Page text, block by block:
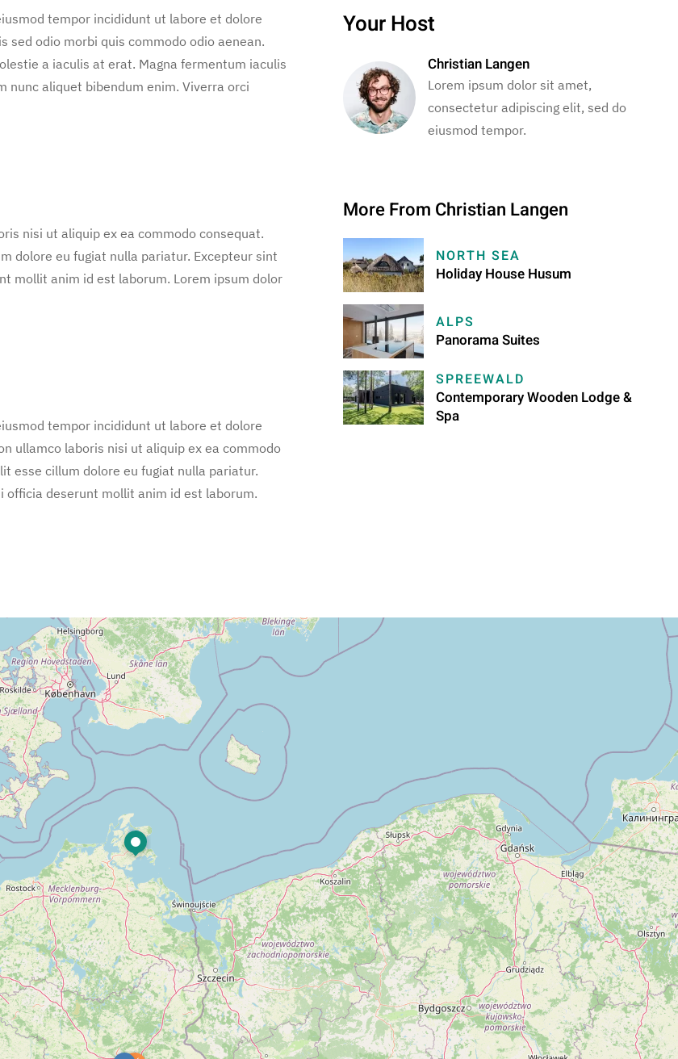
tempor incididunt ut labore et dolore
sed odio morbi quis commodo odio aenean.
a iaculis at erat. Magna fermentum iaculis
nunc aliquet bibendum enim. Viverra orci
nisi ut aliquip ex ea commodo consequat.
dolore eu fugiat nulla pariatur. Excepteur sint
mollit anim id est laborum. Lorem ipsum dolor
tempor incididunt ut labore et dolore
ullamco laboris nisi ut aliquip ex ea commodo
esse cillum dolore eu fugiat nulla pariatur.
officia deserunt mollit anim id est laborum.
Your Host
Christian Langen
Lorem ipsum dolor sit amet,
consectetur adipiscing elit, sed do
eiusmod tempor.
More From Christian Langen
NORTH SEA
Holiday House Husum
ALPS
Panorama Suites
SPREEWALD
Contemporary Wooden Lodge &
Spa